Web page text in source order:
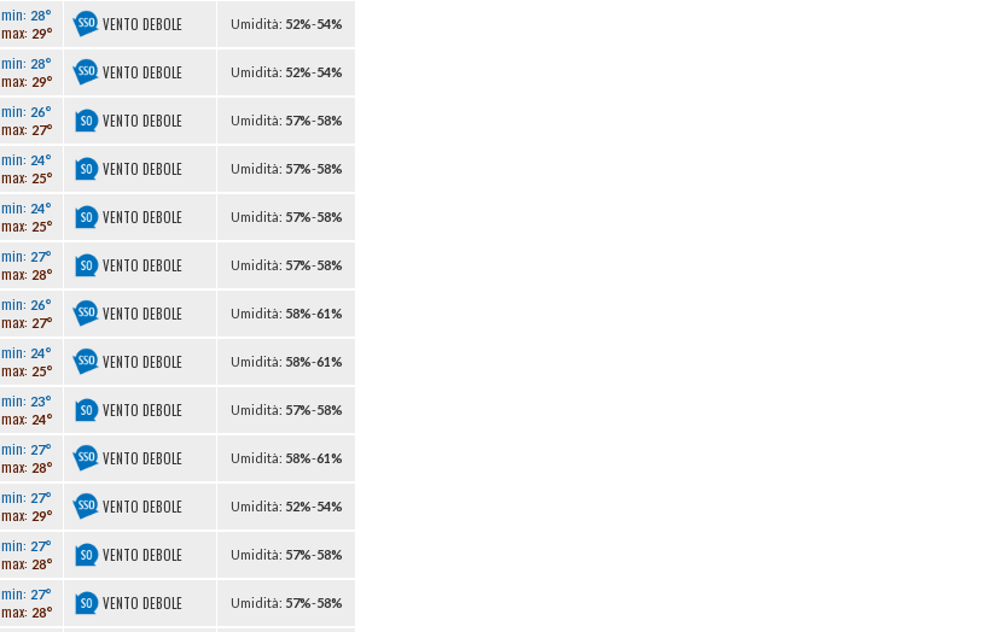
min: 28°
max: 29° VENTO DEBOLE Umidità: 52%-54%
min: 28°
max: 29° VENTO DEBOLE Umidità: 52%-54%
min: 26°
max: 27° VENTO DEBOLE Umidità: 57%-58%
min: 24°
max: 25° VENTO DEBOLE Umidità: 57%-58%
min: 24°
max: 25° VENTO DEBOLE Umidità: 57%-58%
min: 27°
max: 28° VENTO DEBOLE Umidità: 57%-58%
min: 26°
max: 27° VENTO DEBOLE Umidità: 58%-61%
min: 24°
max: 25° VENTO DEBOLE Umidità: 58%-61%
min: 23°
max: 24° VENTO DEBOLE Umidità: 57%-58%
min: 27°
max: 28° VENTO DEBOLE Umidità: 58%-61%
min: 27°
max: 29° VENTO DEBOLE Umidità: 52%-54%
min: 27°
max: 28° VENTO DEBOLE Umidità: 57%-58%
min: 27°
max: 28° VENTO DEBOLE Umidità: 57%-58%